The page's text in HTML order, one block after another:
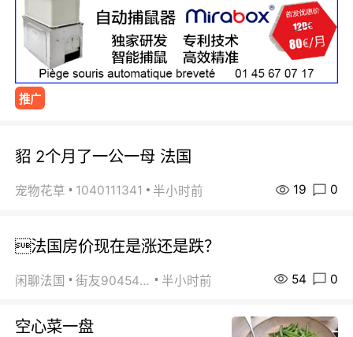
推广
貂 2个月了一公一母 法国
宠物花草 1040111341 半小时前 19 0
法国房价现在是涨还是跌？
闲聊法国 街友90454511 半小时前 54 0
空心菜一盘